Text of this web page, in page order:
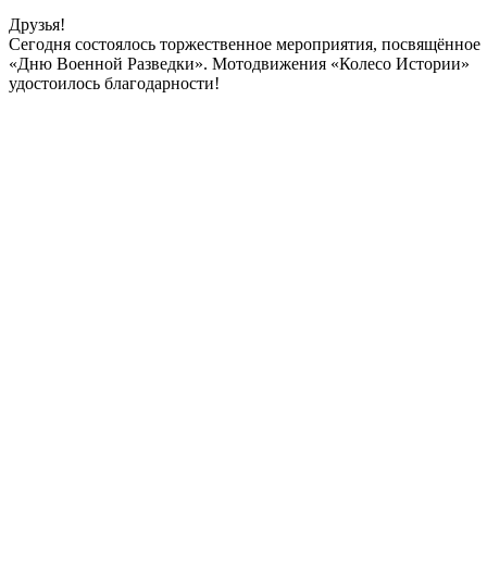
Друзья!
Сегодня состоялось торжественное мероприятия, посвящённое
«Дню Военной Разведки». Мотодвижения «Колесо Истории»
удостоилось благодарности!